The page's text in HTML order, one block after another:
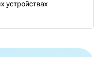
устройствах